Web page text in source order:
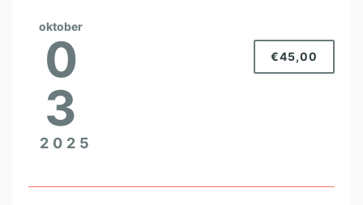
oktober
0
3
2025
€45,00